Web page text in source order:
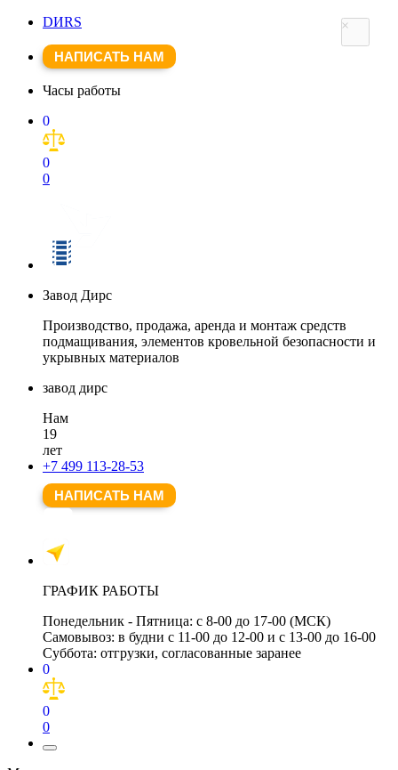
DИRS
НАПИСАТЬ НАМ
Часы работы
0
0
0
Завод Дирс
Производство, продажа, аренда и монтаж средств
подмащивания, элементов кровельной безопасности и
укрывных материалов
завод дирс
Нам
19
лет
+7 499 113-28-53
НАПИСАТЬ НАМ
ГРАФИК РАБОТЫ
Понедельник - Пятница: с 8-00 до 17-00 (МСК)
Самовывоз: в будни с 11-00 до 12-00 и с 13-00 до 16-00
Суббота: отгрузки, согласованные заранее
0
0
0
×